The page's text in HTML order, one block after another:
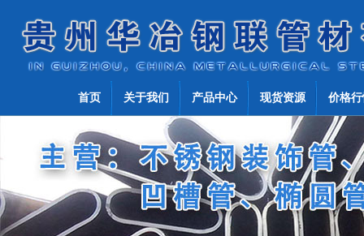
首页 关于我们 产品中心 现货资源 价格